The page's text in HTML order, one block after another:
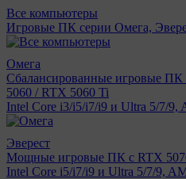
Все компьютеры
Игровые ПК серии Омега,
Омега
Сбалансированные игровые
5060 / RTX 5060 Ti
Intel Core i3/i5/i7/i9 и Ultra 5/7/9,
Эверест
Мощные игровые ПК с RTX
Intel Core i5/i7/i9 и Ultra 5/7/9,